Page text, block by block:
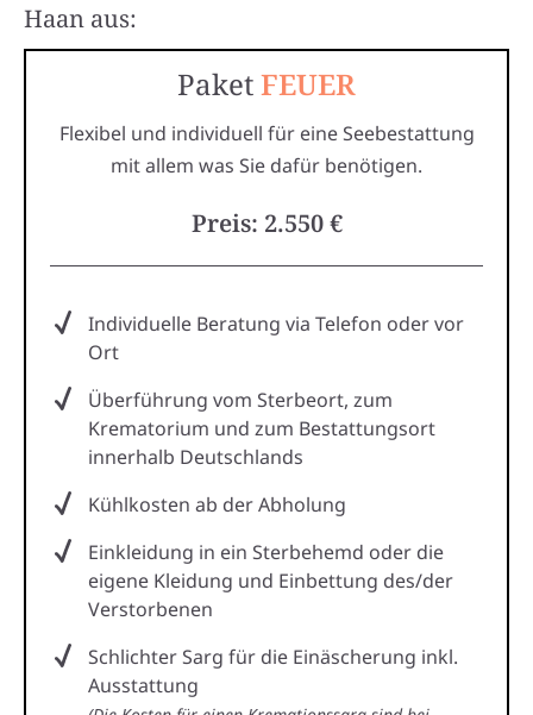
Haan aus:
PaketFEUER
Flexibel und individuell für eine Seebestattung
mit allem was Sie dafür benötigen.
Preis: 2.550 €
Individuelle Beratung via Telefon oder vor
Ort
Überführung vom Sterbeort, zum
Krematorium und zum Bestattungsort
innerhalb Deutschlands
Kühlkosten ab der Abholung
Einkleidung in ein Sterbehemd oder die
eigene Kleidung und Einbettung des/der
Verstorbenen
Schlichter Sarg für die Einäscherung inkl.
Ausstattung